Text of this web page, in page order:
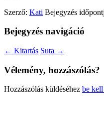
Szerző: Kati Bejegyzés
Bejegyzés navigáció
← Kitartás Suta →
Vélemény, hozzászólás?
Hozzászólás küldéséhez be